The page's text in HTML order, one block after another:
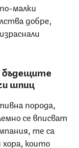
малки
добре,
бъдещите
шпиц
порода,
се вписват
те са
които